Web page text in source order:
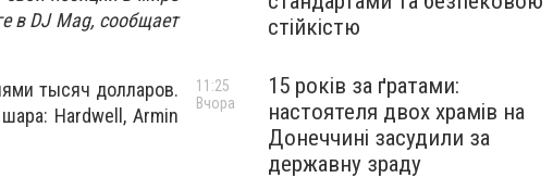
в DJ Mag, сообщает
тысяч долларов.
Hardwell, Armin
стійкістю
15 років за ґратами:
настоятеля двох храмів на
Донеччині засудили за
державну зраду
11:25
Вчора